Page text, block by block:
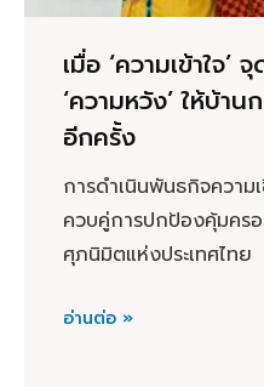
เมื่อ ‘ความเข้าใจ’
‘ความหวัง’ ให้บ้า
อีกครั้ง
การดำเนินพันธกิจความ
ควบคู่การปกป้องคุ้มคร
ศุภนิมิตแห่งประเทศไทย
อ่านต่อ »